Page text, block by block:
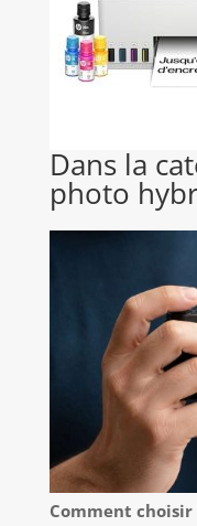
Dans la
photo
Comment